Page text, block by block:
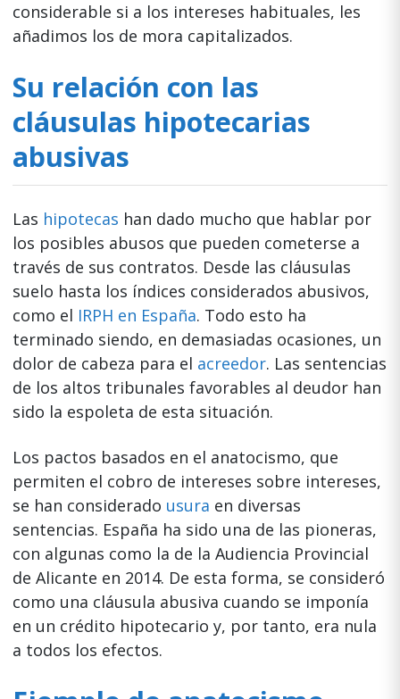
considerable si a los intereses habituales, les
añadimos los de mora capitalizados.
Su relación con las
cláusulas hipotecarias
abusivas
Las hipotecas han dado mucho que hablar por
los posibles abusos que pueden cometerse a
través de sus contratos. Desde las cláusulas
suelo hasta los índices considerados abusivos,
como el IRPH en España. Todo esto ha
terminado siendo, en demasiadas ocasiones, un
dolor de cabeza para el acreedor. Las sentencias
de los altos tribunales favorables al deudor han
sido la espoleta de esta situación.
Los pactos basados en el anatocismo, que
permiten el cobro de intereses sobre intereses,
se han considerado usura en diversas
sentencias. España ha sido una de las pioneras,
con algunas como la de la Audiencia Provincial
de Alicante en 2014. De esta forma, se consideró
como una cláusula abusiva cuando se imponía
en un crédito hipotecario y, por tanto, era nula
a todos los efectos.